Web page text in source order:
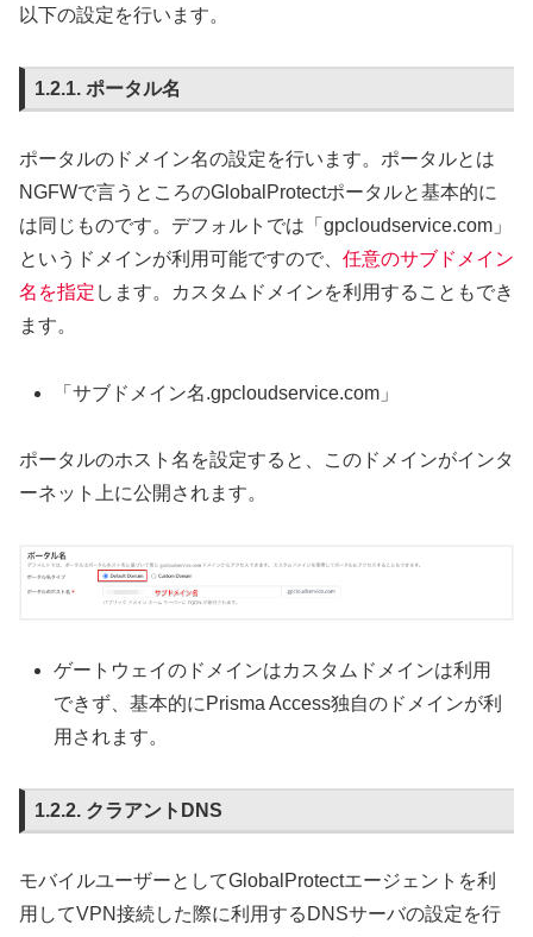
以下の設定を行います。
ポータル名
ポータルのドメイン名の設定を行います。ポータルとは
NGFWで言うところのGlobalProtectポータルと基本的に
は同じものです。デフォルトでは「gpcloudservice.com」
というドメインが利用可能ですので、 任意のサブドメイン
名を指定 します。カスタムドメインを利用することもでき
ます。
「サブドメイン名.gpcloudservice.com」
ポータルのホスト名を設定すると、このドメインがインタ
ーネット上に公開されます。
ゲートウェイのドメインはカスタムドメインは利用
できず、基本的にPrisma Access独自のドメインが利
用されます。
クラアントDNS
モバイルユーザーとしてGlobalProtectエージェントを利
用してVPN接続した際に利用するDNSサーバの設定を行